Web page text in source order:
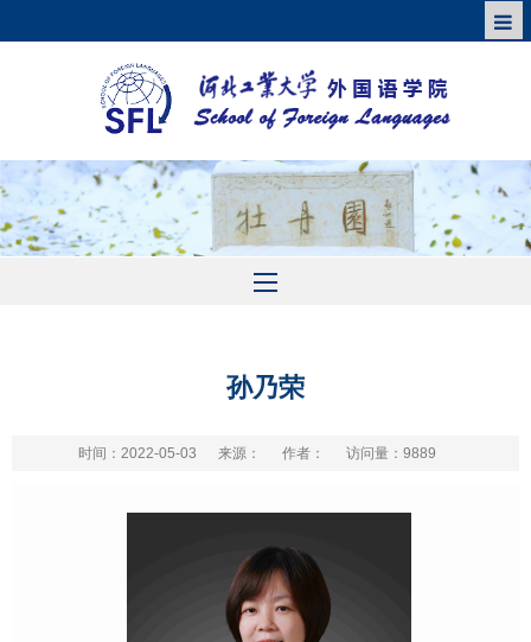
孙乃荣
时间：2022-05-03 来源： 作者： 访问量： 9889